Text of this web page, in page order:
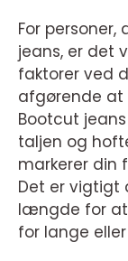
For
jeans, er det
faktorer ved
afgørende at
Bootcut
taljen og
markerer din
Det er vigtigt
længde for at
for lange